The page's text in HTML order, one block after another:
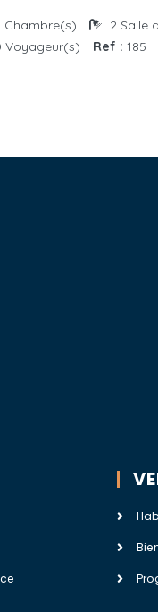
Chambre(s) 2 Salle
Voyageur(s) Ref : 185